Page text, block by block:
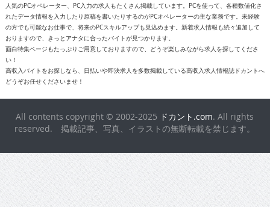
人気のPCオペレーター、PC入力の求人もたくさん掲載しています。PCを使って、各種数値化さ
れたデータ情報を入力したり原稿を書いたりするのがPCオペレーターの主な業務です。未経験
の方でも可能なお仕事で、将来のPCスキルアップも見込めます。新着求人情報も続々追加して
おりますので、きっとアナタに合ったバイトが見つかります。
面白特集ページもたっぷりご用意しておりますので、どうぞ楽しみながら求人を探してくださ
い！
高収入バイトをお探しなら、日払いや即決求人を多数掲載している高収入求人情報誌ドカントへ
どうぞお任せくださいませ！
All contents copyright © 2002-2025 ドカント.com. All rights
reserved. 掲載記事、写真、イラストの無断転載を禁じます。